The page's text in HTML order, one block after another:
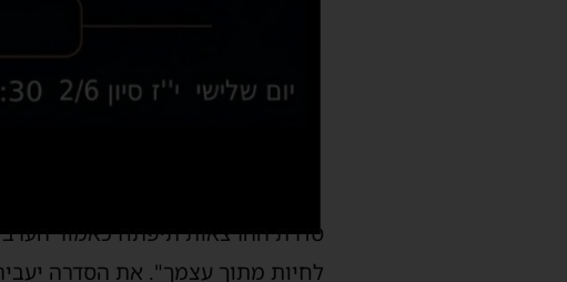
סדרת ההרצאות תיפתח כאמור הערב
לחיות מתוך עצמך". את הסדרה